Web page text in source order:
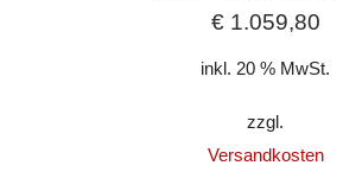
€1.059,80
inkl. 20 % MwSt.
zzgl.
Versandkosten